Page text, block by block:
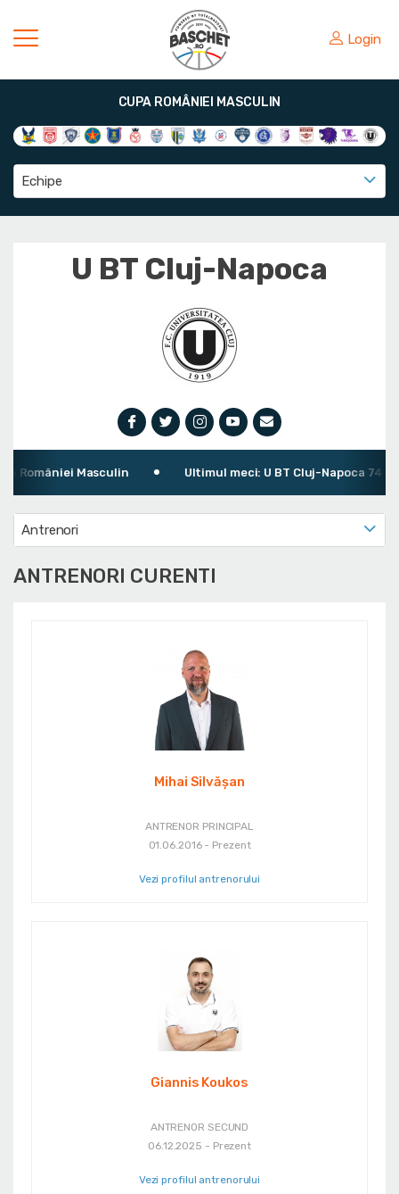
Login
CUPA ROMÂNIEI MASCULIN
Echipe
U BT Cluj-Napoca
Masculin Ultimul meci: U BT Cluj-Napoca 74 - 72
Antrenori
ANTRENORI CURENTI
Mihai Silvășan
ANTRENOR PRINCIPAL
01.06.2016 - Prezent
Vezi profilul antrenorului
Giannis Koukos
ANTRENOR SECUND
06.12.2025 - Prezent
Vezi profilul antrenorului